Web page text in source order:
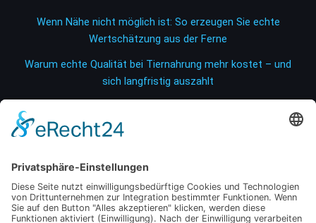
Wenn Nähe nicht möglich ist: So erzeugen Sie echte
Wertschätzung aus der Ferne
Warum echte Qualität bei Tiernahrung mehr kostet – und
sich langfristig auszahlt
die Sichtbarkeit Ihrer Produkte im Verkaufsraum
Landwirtschaft messbar reduzieren
Unauffällige Wege zu exklusiver Gesellschaft in der
Hansestadt entdecken